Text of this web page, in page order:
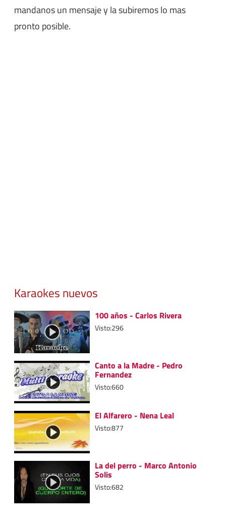
mandanos un mensaje y la subiremos lo mas
pronto posible.
Karaokes nuevos
100 años - Carlos Rivera
Visto:296
Canto a la Madre - Pedro
Fernandez
Visto:660
El Alfarero - Nena Leal
Visto:877
La del perro - Marco Antonio
Solis
Visto:682